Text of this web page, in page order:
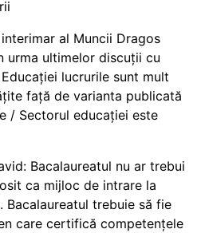
al Muncii Dragos
urma ultimelor discuții cu
lucrurile sunt mult
față de varianta publicată
/ Sectorul educației este
Bacalaureatul nu ar trebui
ca mijloc de intrare la
Bacalaureatul trebuie să fie
care certifică competențele